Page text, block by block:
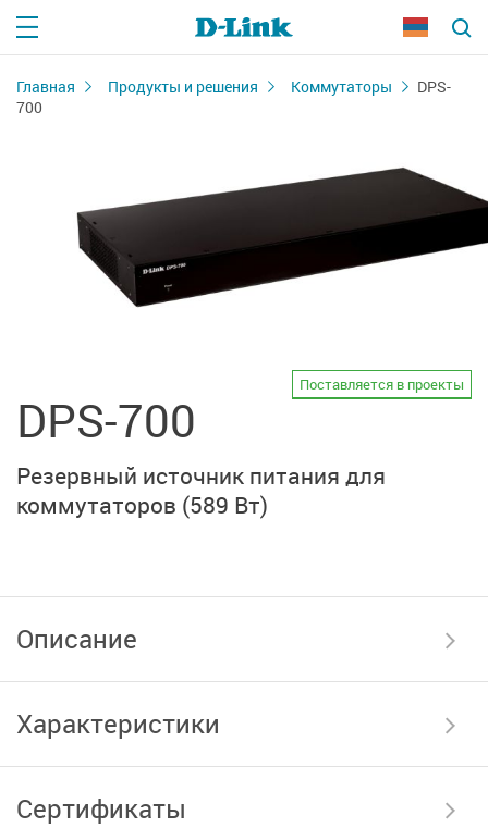
Главная Продукты и решения Коммутаторы
DPS-
700
DPS-700
Поставляется в проекты
Резервный источник питания для
коммутаторов (589 Вт)
Описание
Характеристики
Сертификаты